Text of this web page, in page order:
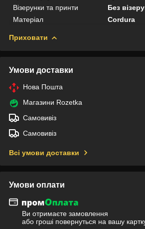
Візерунки та принти
Без
Матеріал
Cordura
Приховати
Умови доставки
Нова Пошта
Магазини Rozetka
Самовивіз
Самовивіз
Всі умови доставки
Умови оплати
Ви отримаєте замовлення
або гроші повернуться на вашу